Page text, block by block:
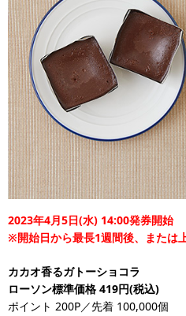
2023年4月5日(水) 14:00発券開始
※開始日から最長1週間後、または
カカオ香るガトーショコラ
ローソン標準価格 419円(税込)
ポイント 200P／先着 100,000個